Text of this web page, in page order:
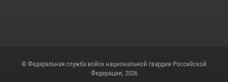
© Федеральная служба войск национальной гвардии Российской
Федерации, 2026